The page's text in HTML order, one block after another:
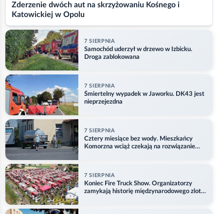
Zderzenie dwóch aut na skrzyżowaniu Kośnego i
Katowickiej w Opolu
7 SIERPNIA
Samochód uderzył w drzewo w Izbicku.
Droga zablokowana
7 SIERPNIA
Śmiertelny wypadek w Jaworku. DK43 jest
nieprzejezdna
7 SIERPNIA
Cztery miesiące bez wody. Mieszkańcy
Komorzna wciąż czekają na rozwiązanie
7 SIERPNIA
Koniec Fire Truck Show. Organizatorzy
zamykają historię międzynarodowego zlotu